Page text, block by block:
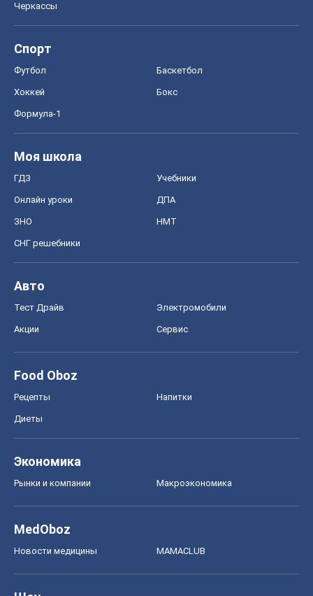
Черкассы
Спорт
Футбол Баскетбол
Хоккей Бокс
Формула-1
Моя школа
ГДЗ Учебники
Онлайн уроки ДПА
ЗНО НМТ
СНГ решебники
Авто
Тест Драйв Электромобили
Акции Сервис
Food Oboz
Рецепты Напитки
Диеты
Экономика
Рынки и компании Mакроэкономика
MedOboz
Новости медицины MAMACLUB